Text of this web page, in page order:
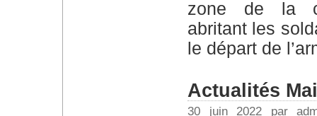
zone de la
abritant les
le départ de
Actualités
30 juin 2022 par